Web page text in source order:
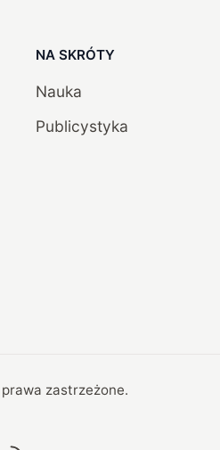
NA SKRÓTY
Nauka
Publicystyka
prawa zastrzeżone.